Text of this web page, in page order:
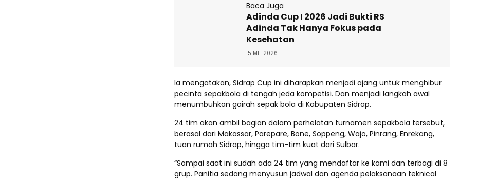
Baca Juga
Adinda Cup I 2026 Jadi Bukti RS
Adinda Tak Hanya Fokus pada
Kesehatan
15 MEI 2026
Ia mengatakan, Sidrap Cup ini diharapkan menjadi ajang untuk menghibur
pecinta sepakbola di tengah jeda kompetisi. Dan menjadi langkah awal
menumbuhkan gairah sepak bola di Kabupaten Sidrap.
24 tim akan ambil bagian dalam perhelatan turnamen sepakbola tersebut,
berasal dari Makassar, Parepare, Bone, Soppeng, Wajo, Pinrang, Enrekang,
tuan rumah Sidrap, hingga tim-tim kuat dari Sulbar.
“Sampai saat ini sudah ada 24 tim yang mendaftar ke kami dan terbagi di 8
grup. Panitia sedang menyusun jadwal dan agenda pelaksanaan teknical